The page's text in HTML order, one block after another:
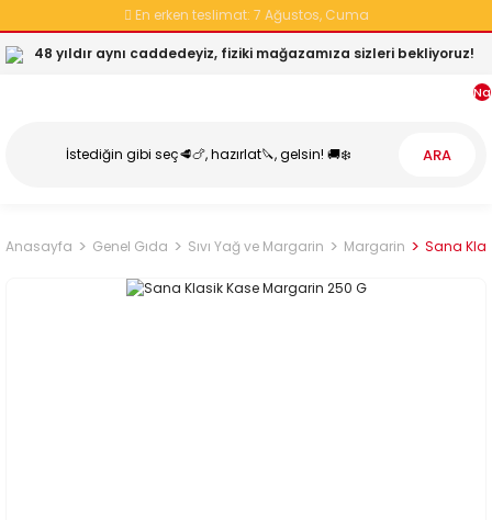
En erken teslimat: 7 Ağustos, Cuma
48 yıldır aynı caddedeyiz, fiziki mağazamıza sizleri bekliyoruz!
ARA
Anasayfa Genel Gıda Sıvı Yağ ve Margarin Margarin Sana